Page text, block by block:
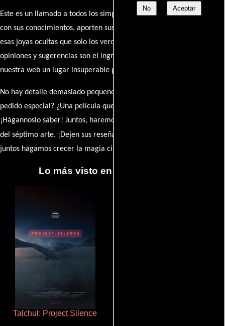
No Aceptar
Este es un llamado a todos los simpatizantes del cine: contribuyan
con sus conocimientos, aporten sus descubrimientos y compartan
esas joyas ocultas que solo los verdaderos fanáticos conocen. Sus
opiniones y sugerencias son el ingrediente secreto que hará de
nuestra web un lugar insuperable para los amantes del celuloide.
No hay detalle demasiado pequeño ni opinión insignificante. ¿Algún
pedido especial? ¿Una película que sueñas con ver reseñada?
¡Hágannoslo saber! Juntos, haremos de esta comunidad el epicentro
del séptimo arte. ¡Dejen sus reseña en la
juntos hagamos crecer la magia cinematográfica!
Lo más visto en Cineyseries.net
Talchul: Project Silence